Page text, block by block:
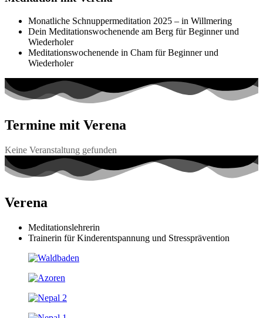
Monatliche Schnuppermeditation 2025 – in Willmering
Dein Meditationswochenende am Berg für Beginner und
Wiederholer
Meditationswochenende in Cham für Beginner und
Wiederholer
Termine mit Verena
Keine Veranstaltung gefunden
Verena
Meditationslehrerin
Trainerin fürKinderentspannung und Stressprävention